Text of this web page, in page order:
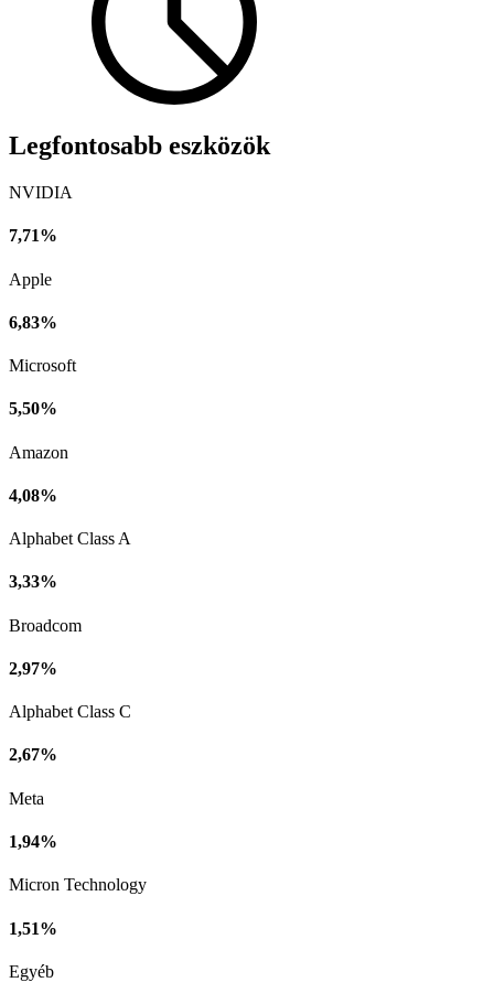
Legfontosabb eszközök
NVIDIA
7,71%
Apple
6,83%
Microsoft
5,50%
Amazon
4,08%
Alphabet Class A
3,33%
Broadcom
2,97%
Alphabet Class C
2,67%
Meta
1,94%
Micron Technology
1,51%
Egyéb